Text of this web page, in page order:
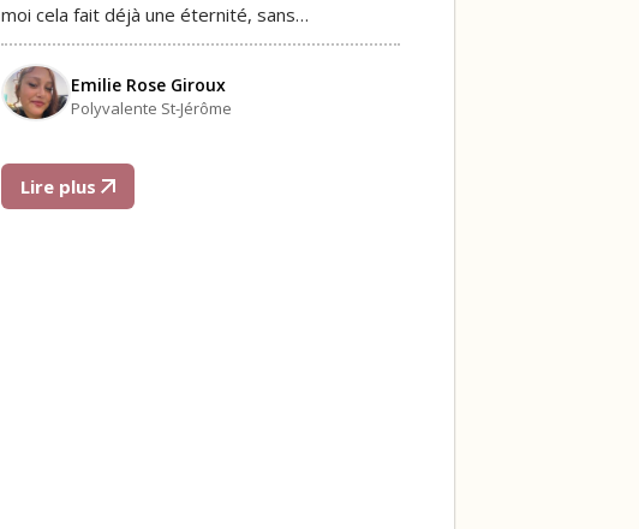
moi cela fait déjà une éternité, sans…
Emilie Rose Giroux
Polyvalente St-Jérôme
Lire plus